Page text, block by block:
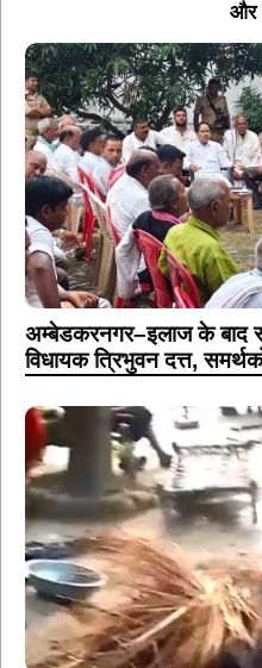
और
अम्बेडकरनगर–इलाज के बाद
विधायक त्रिभुवन दत्त,